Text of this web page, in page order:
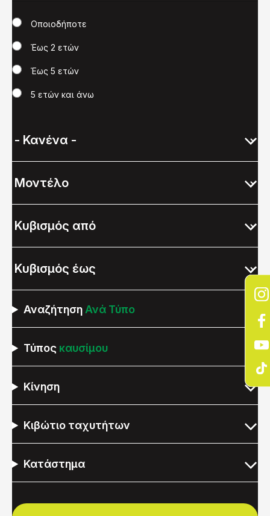
Χρονολογία
Οποιοδήποτε
Έως 2 ετών
Έως 5 ετών
5 ετών και άνω
Αναζήτηση Ανά Τύπο
Τύπος καυσίμου
Κίνηση
Κιβώτιο ταχυτήτων
Κατάστημα